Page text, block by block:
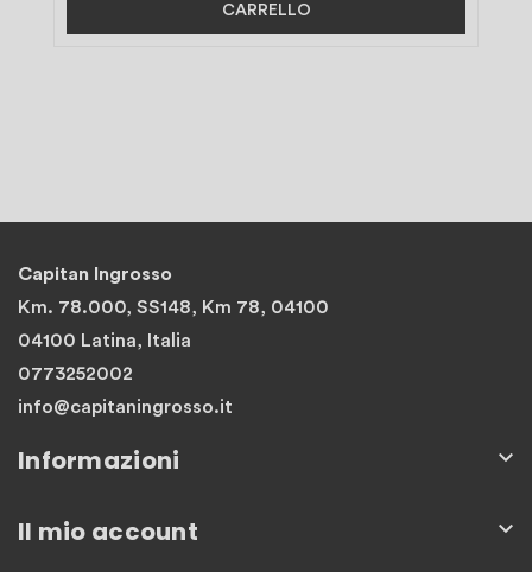
CARRELLO
Capitan Ingrosso
Km. 78.000, SS148, Km 78, 04100
04100 Latina, Italia
0773252002
info@capitaningrosso.it
Informazioni 
Il mio account 